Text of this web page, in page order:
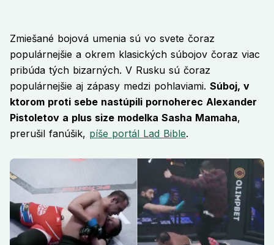
Zmiešané bojová umenia sú vo svete čoraz
populárnejšie a okrem klasických súbojov čoraz viac
pribúda tých bizarných. V Rusku sú čoraz
populárnejšie aj zápasy medzi pohlaviami. Súboj, v
ktorom proti sebe nastúpili pornoherec Alexander
Pistoletov a plus size modelka Sasha Mamaha,
prerušil fanúšik, píše portál Lad Bible.